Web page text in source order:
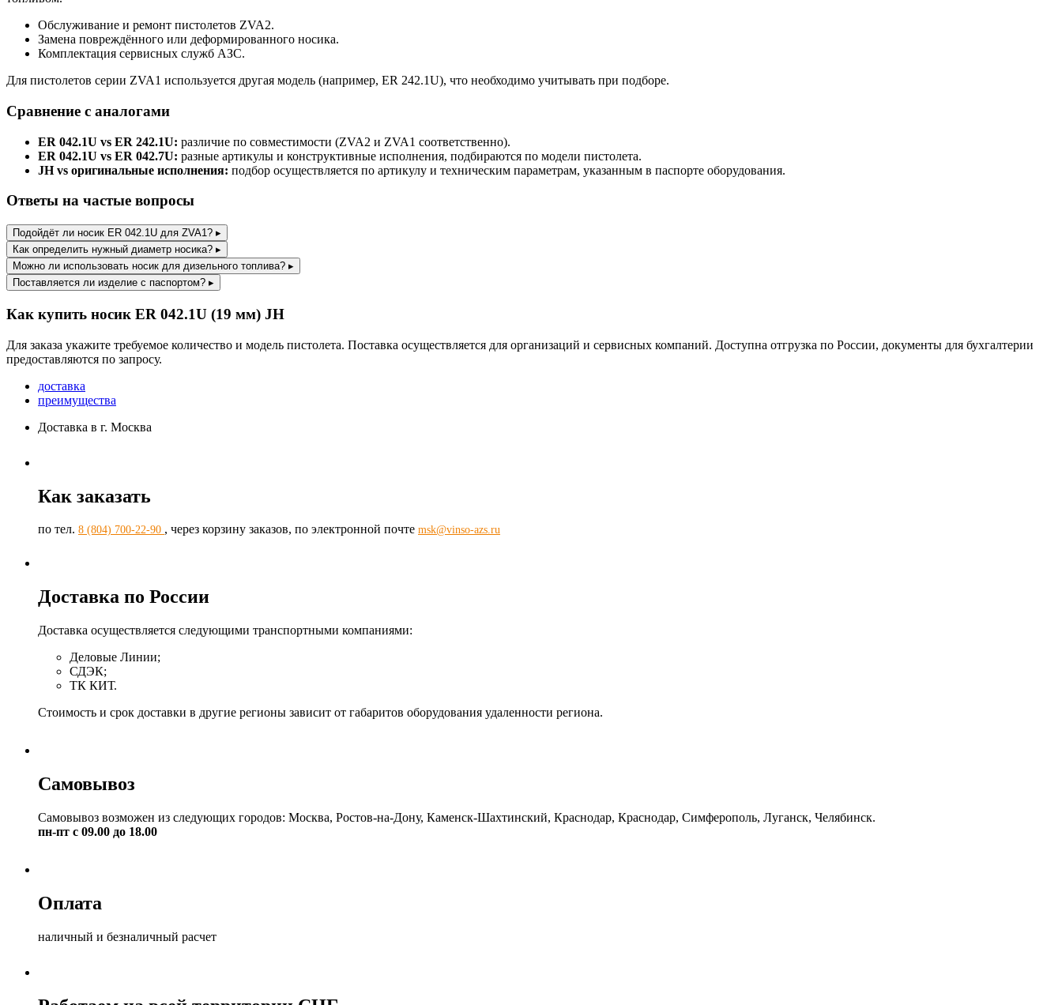
Обслуживание и ремонт пистолетов ZVA2.
Замена повреждённого или деформированного носика.
Комплектация сервисных служб АЗС.
Для пистолетов серии ZVA1 используется другая модель (например, ER 242.1U), что необходимо учитывать при подборе.
Сравнение с аналогами
ER 042.1U vs ER 242.1U: различие по совместимости (ZVA2 и ZVA1 соответственно).
ER 042.1U vs ER 042.7U: разные артикулы и конструктивные исполнения, подбираются по модели пистолета.
JH vs оригинальные исполнения: подбор осуществляется по артикулу и техническим параметрам, указанным в паспорте оборудования.
Ответы на частые вопросы
Подойдёт ли носик ER 042.1U для ZVA1? ▸
Как определить нужный диаметр носика? ▸
Можно ли использовать носик для дизельного топлива? ▸
Поставляется ли изделие с паспортом? ▸
Как купить носик ER 042.1U (19 мм) JH
Для заказа укажите требуемое количество и модель пистолета. Поставка осуществляется для организаций и сервисных компаний. Доступна отгрузка по России, документы для бухгалтерии
предоставляются по запросу.
доставка
преимущества
Доставка в г. Москва
Как заказать
по тел. 8 (804) 700-22-90 , через корзину заказов, по электронной почте msk@vinso-azs.ru
Доставка по России
Доставка осуществляется следующими транспортными компаниями:
Деловые Линии;
СДЭК;
ТК КИТ.
Стоимость и срок доставки в другие регионы зависит от габаритов оборудования удаленности региона.
Самовывоз
Самовывоз возможен из следующих городов: Москва, Ростов-на-Дону, Каменск-Шахтинский, Краснодар, Краснодар, Симферополь, Луганск, Челябинск.
пн-пт с 09.00 до 18.00
Оплата
наличный и безналичный расчет